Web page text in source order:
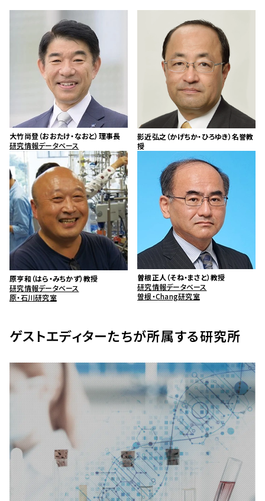
大竹尚登（おおたけ・なおと）理事長
研究情報データベース
影近弘之（かげちか・ひろゆき）名誉教
授
原亨和（はら・みちかず）教授
研究情報データベース
原・石川研究室
曽根正人（そね・まさと）教授
研究情報データベース
曽根・Chang研究室
ゲストエディターたちが所属する研究所